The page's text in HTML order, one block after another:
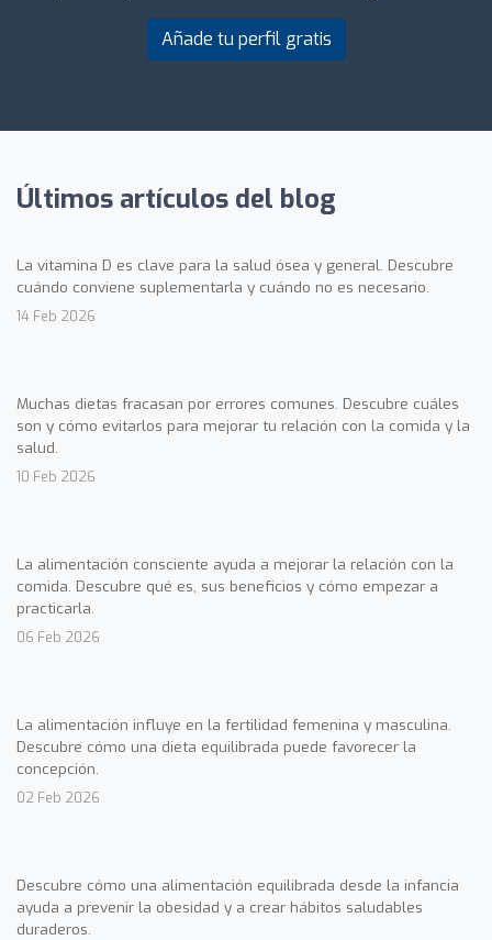
Añade tu perfil gratis
Últimos artículos del blog
La vitamina D es clave para la salud ósea y general. Descubre
cuándo conviene suplementarla y cuándo no es necesario.
14 Feb 2026
Muchas dietas fracasan por errores comunes. Descubre cuáles
son y cómo evitarlos para mejorar tu relación con la comida y la
salud.
10 Feb 2026
La alimentación consciente ayuda a mejorar la relación con la
comida. Descubre qué es, sus beneficios y cómo empezar a
practicarla.
06 Feb 2026
La alimentación influye en la fertilidad femenina y masculina.
Descubre cómo una dieta equilibrada puede favorecer la
concepción.
02 Feb 2026
Descubre cómo una alimentación equilibrada desde la infancia
ayuda a prevenir la obesidad y a crear hábitos saludables
duraderos.